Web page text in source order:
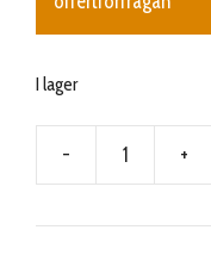
I lager
- +